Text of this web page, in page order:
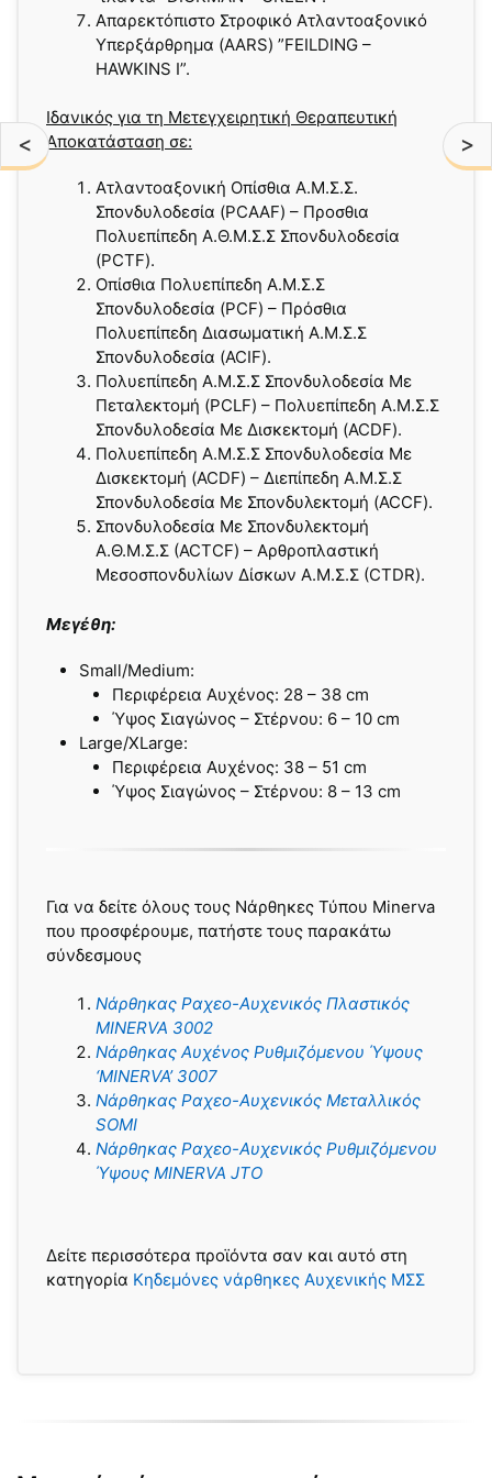
< >
Aπαρεκτόπιστο Στροφικό Ατλαντοαξονικό
Υπερξάρθρημα (AARS) ”FEILDING –
HAWKINS I”.
Ιδανικός για τη Μετεγχειρητική Θεραπευτική
Αποκατάσταση σε:
Ατλαντοαξονική Οπίσθια Α.Μ.Σ.Σ.
Σπονδυλοδεσία (PCAAF) – Προσθια
Πολυεπίπεδη Α.Θ.Μ.Σ.Σ Σπονδυλοδεσία
(PCΤF).
Οπίσθια Πολυεπίπεδη Α.Μ.Σ.Σ
Σπονδυλοδεσία (PCF) – Πρόσθια
Πολυεπίπεδη Διασωματική Α.Μ.Σ.Σ
Σπονδυλοδεσία (ACIF).
Πολυεπίπεδη Α.Μ.Σ.Σ Σπονδυλοδεσία Με
Πεταλεκτομή (PCLF) – Πολυεπίπεδη Α.Μ.Σ.Σ
Σπονδυλοδεσία Με Δισκεκτομή (ACDF).
Πολυεπίπεδη Α.Μ.Σ.Σ Σπονδυλοδεσία Με
Δισκεκτομή (ACDF) – Διεπίπεδη Α.Μ.Σ.Σ
Σπονδυλοδεσία Με Σπονδυλεκτομή (ACCF).
Σπονδυλοδεσία Με Σπονδυλεκτομή
Α.Θ.Μ.Σ.Σ (ACΤCF) – Αρθροπλαστική
Μεσοσπονδυλίων Δίσκων Α.Μ.Σ.Σ (CTDR).
Μεγέθη:
Small/Medium:
Περιφέρεια Αυχένος: 28 – 38 cm
Ύψος Σιαγώνος – Στέρνου: 6 – 10 cm
Large/XLarge:
Περιφέρεια Αυχένος: 38 – 51 cm
Ύψος Σιαγώνος – Στέρνου: 8 – 13 cm
Για να δείτε όλους τους Νάρθηκες Τύπου Minerva
που προσφέρουμε, πατήστε τους παρακάτω
σύνδεσμους
Νάρθηκας Ραχεο-Αυχενικός Πλαστικός
MINERVA 3002
Νάρθηκας Αυχένος Ρυθμιζόμενου Ύψους
‘MINERVA’ 3007
Νάρθηκας Ραχεο-Αυχενικός Μεταλλικός
SOMI
Νάρθηκας Ραχεο-Αυχενικός Ρυθμιζόμενου
Ύψους MINERVA JTO
Δείτε περισσότερα προϊόντα σαν και αυτό στη
κατηγορία Κηδεμόνες νάρθηκες Αυχενικής ΜΣΣ